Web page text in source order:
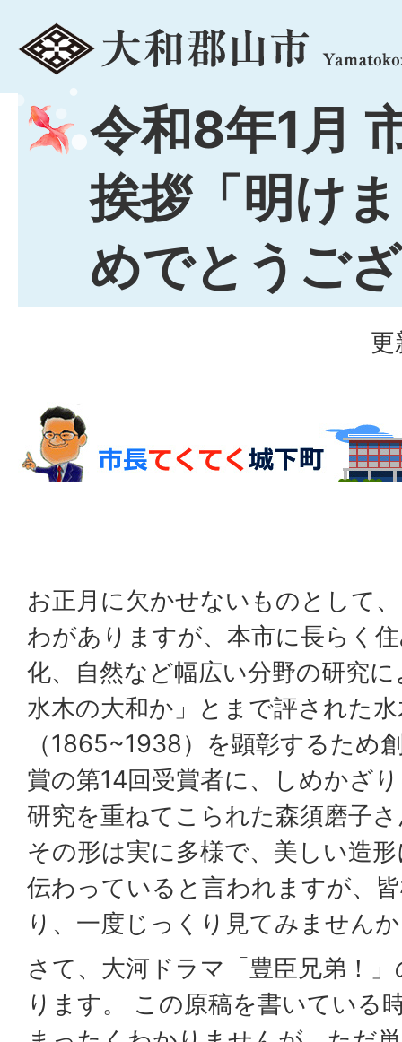
menu
令和8年1月
挨拶「明け
めでとうご
更
お正月に欠かせないものとして
わがありますが、本市に長らく
化、自然など幅広い分野の研究
水木の大和か」とまで評された
（1865~1938）を顕彰するため
賞の第14回受賞者に、しめかざ
研究を重ねてこられた森須磨子
その形は実に多様で、美しい造
伝わっていると言われますが、
り、一度じっくり見てみません
さて、大河ドラマ「豊臣兄弟！
ります。 この原稿を書いている